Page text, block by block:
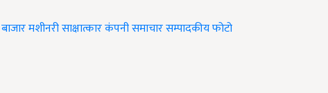
बाजारमशीनरीसाक्षात्कारकंपनी समाचारसम्पादकीयफोटो